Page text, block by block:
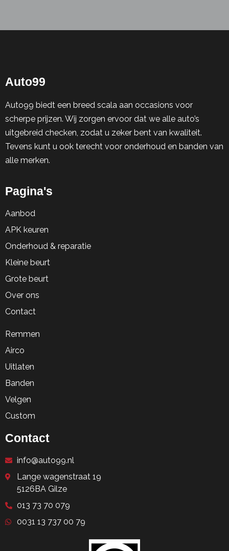
Auto99
Auto99 biedt een breed scala aan occasions voor
scherpe prijzen. Wij zorgen ervoor dat we alle auto’s
uitgebreid checken, zodat u zeker bent van kwaliteit.
Tevens kunt u ook terecht voor onderhoud en banden van
alle merken.
Pagina's
Aanbod
APK keuren
Onderhoud & reparatie
Kleine beurt
Grote beurt
Over ons
Contact
Remmen
Airco
Uitlaten
Banden
Velgen
Custom
Contact
info@auto99.nl
Lange wagenstraat 19
5126BA Gilze
013 73 70 079
0031 13 737 00 79